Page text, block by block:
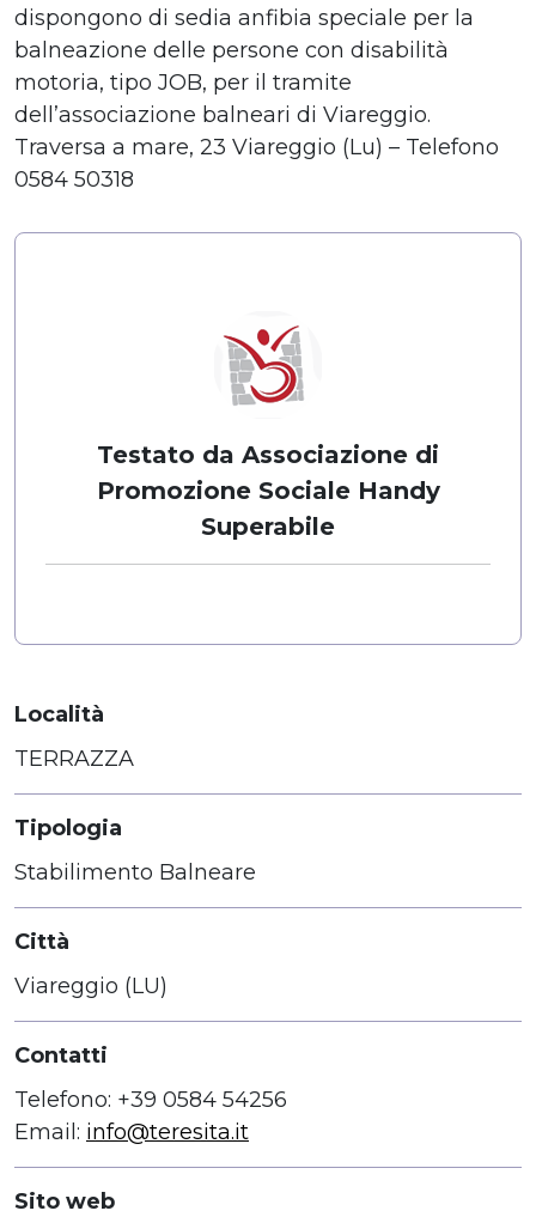
dispongono di sedia anfibia speciale per la
balneazione delle persone con disabilità
motoria, tipo JOB, per il tramite
dell’associazione balneari di Viareggio.
Traversa a mare, 23 Viareggio (Lu) – Telefono
0584 50318
Testato da Associazione di
Promozione Sociale Handy
Superabile
Località
TERRAZZA
Tipologia
Stabilimento Balneare
Città
Viareggio (LU)
Contatti
Telefono: +39 0584 54256
Email: info@teresita.it
Sito web